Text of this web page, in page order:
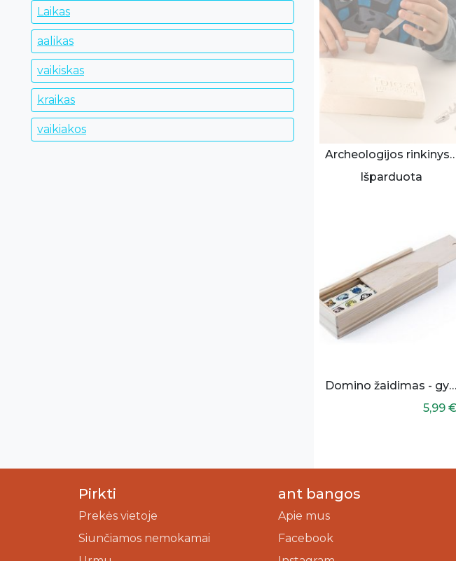
Laikas
aalikas
vaikiskas
kraikas
vaikiakos
Archeologijos
Išparduota
Domino žaidimas - gyvūnai
5,99 €
Pirkti
Prekės vietoje
Siunčiamos nemokamai
ant bangos
Apie mus
Facebook